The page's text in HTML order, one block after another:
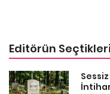
Editörün Seçtikleri